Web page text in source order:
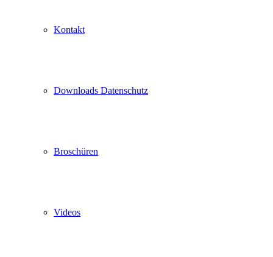
Kontakt
Downloads Datenschutz
Broschüren
Videos